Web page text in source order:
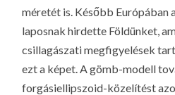
méretét is. Később Európában
laposnak hirdette Földünket,
csillagászati megfigyelések
ezt a képet. A gömb-modell
forgásiellipszoid-közelítést